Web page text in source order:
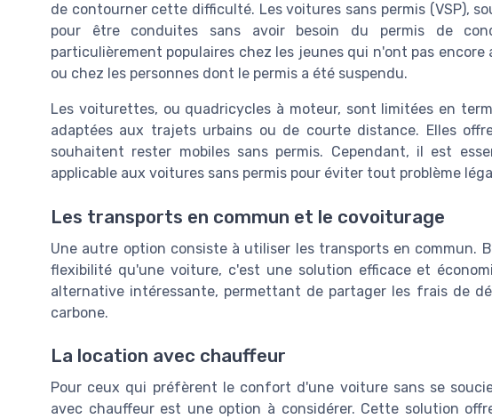
de contourner cette difficulté. Les voitures sans permis (VSP),
pour être conduites sans avoir besoin du permis de
particulièrement populaires chez les jeunes qui n'ont pas
ou chez les personnes dont le permis a été suspendu.
Les voiturettes, ou quadricycles à moteur, sont limitées en
adaptées aux trajets urbains ou de courte distance. Elles
souhaitent rester mobiles sans permis. Cependant, il est
applicable aux voitures sans permis pour éviter tout problème
Les transports en commun et le covoiturage
Une autre option consiste à utiliser les transports en commun.
flexibilité qu'une voiture, c'est une solution efficace et
alternative intéressante, permettant de partager les frais de
carbone.
La location avec chauffeur
Pour ceux qui préfèrent le confort d'une voiture sans se
avec chauffeur est une option à considérer. Cette solution